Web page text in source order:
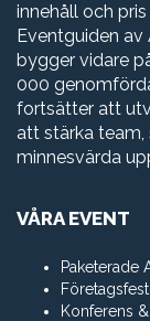
innehåll och
Eventguiden av
bygger vidare
000
fortsätter att
att stärka
minnesvärda
VÅRA EVENT
Paketerade
Företagsfest
Konferens &